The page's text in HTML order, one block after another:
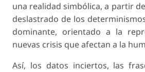
una realidad simbólica, a partir
deslastrado de los
dominante, orientado a la
nuevas crisis que afectan a la
Así, los datos inciertos, las